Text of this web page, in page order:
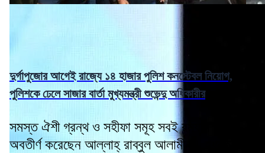
দুর্গাপুজোর আগেই রাজ্যে ১৪ হাজার পুলিশ কনস্টেবল নিয়োগ,
পুলিশকে ঢেলে সাজার বার্তা মুখ্যমন্ত্রী শুভেন্দু অধিকারীর
সমস্ত ঐশী গ্রন্থ ও সহীফা সমূহ সবই রমযান মাসে
অবতীর্ণ করেছেন আল্লাহ্ রাব্বুল আলামীন। হযরত